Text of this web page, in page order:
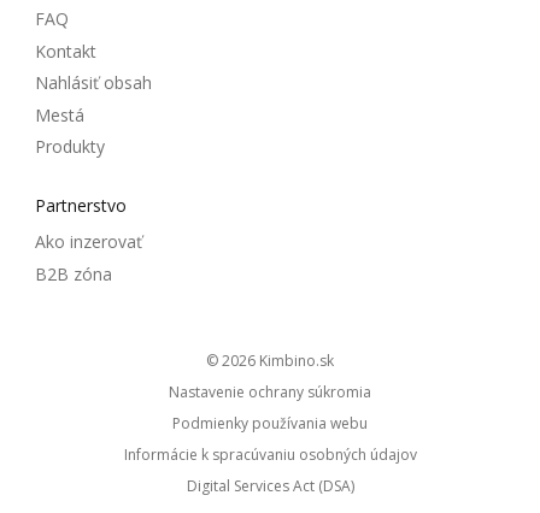
FAQ
Kontakt
Nahlásiť obsah
Mestá
Produkty
Partnerstvo
Ako inzerovať
B2B zóna
© 2026
kimbino.sk
Nastavenie ochrany súkromia
Podmienky používania webu
Informácie k spracúvaniu osobných údajov
Digital Services Act (DSA)